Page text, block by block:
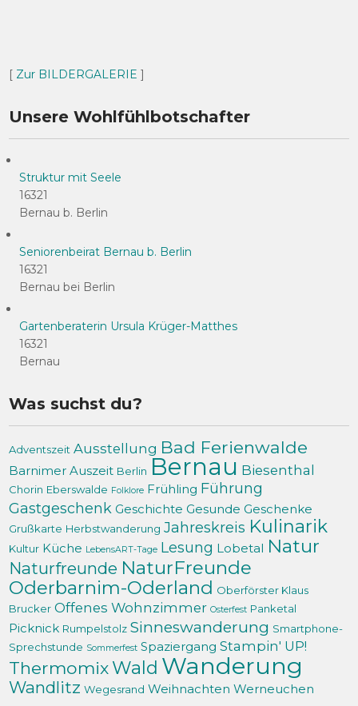
[ Zur BILDERGALERIE ]
Unsere Wohlfühlbotschafter
Struktur mit Seele
16321
Bernau b. Berlin
Seniorenbeirat Bernau b. Berlin
16321
Bernau bei Berlin
Gartenberaterin Ursula Krüger-Matthes
16321
Bernau
Was suchst du?
Adventszeit Ausstellung Bad Ferienwalde
Barnimer Auszeit Berlin Bernau Biesenthal
Chorin Eberswalde Folklore Frühling Führung
Gastgeschenk Geschichte Gesunde Geschenke
Grußkarte Herbstwanderung Jahreskreis Kulinarik
Kultur Küche LebensART-Tage Lesung Lobetal Natur
Naturfreunde NaturFreunde
Oderbarnim-Oderland Oberförster Klaus
Brucker Offenes Wohnzimmer Osterfest Panketal
Picknick Rumpelstolz Sinneswanderung Smartphone-
Sprechstunde Sommerfest Spaziergang Stampin' UP!
ThermomixWald Wanderung
Wandlitz Wegesrand Weihnachten Werneuchen